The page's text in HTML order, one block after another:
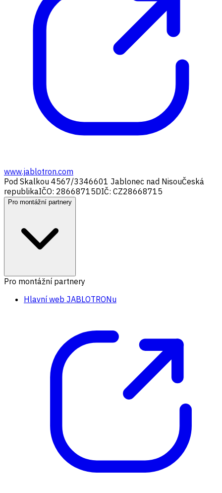
www.jablotron.com
Pod Skalkou 4567/3346601 Jablonec nad NisouČeská
republikaIČO: 28668715DIČ: CZ28668715
Pro montážní partnery
Pro montážní partnery
Hlavní web JABLOTRONu